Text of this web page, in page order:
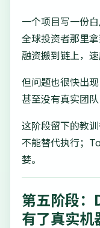
一个项目写一份
全球投资者那里
融资搬到链上，
但问题也很快出
甚至没有真实团
这阶段留下的教
不能替代执行；
婪。
第五阶段：
有了真实机